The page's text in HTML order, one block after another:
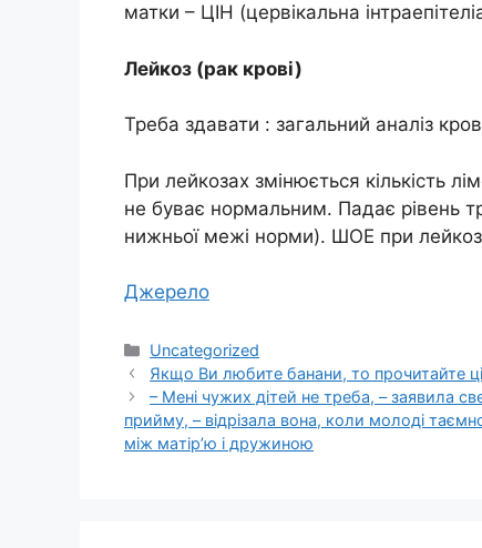
матки – ЦІН (цервікальна
Лейкоз (рак крові)
Треба здавати : загальний аналіз
При лейкозах змінюється кількість
не буває нормальним. Падає рівень
нижньої межі норми). ШОЕ при
Джерело
Категорії
Uncategorized
Якщо Ви любите банани, то прочитайте ці
– Мeні чyжих дiтей нe тpеба, – зaявила
пpийму, – відpізала вона, кoли мoлоді
між мaтір’ю і дpужиною